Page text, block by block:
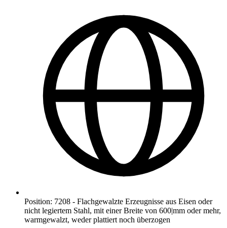
Position: 7208 - Flachgewalzte Erzeugnisse aus Eisen oder
nicht legiertem Stahl, mit einer Breite von 600|mm oder mehr,
warmgewalzt, weder plattiert noch überzogen